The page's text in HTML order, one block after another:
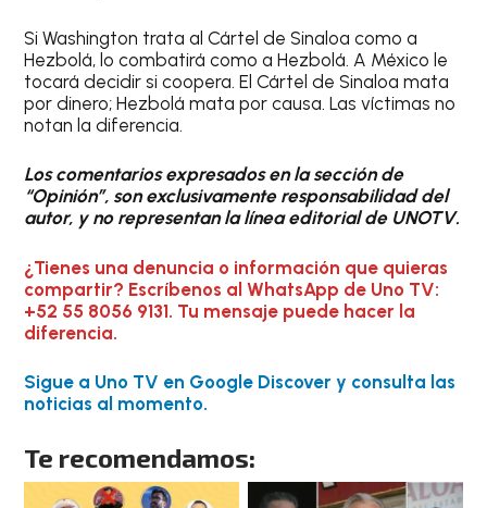
Si Washington trata al Cártel de Sinaloa como a
Hezbolá, lo combatirá como a Hezbolá. A México le
tocará decidir si coopera. El Cártel de Sinaloa mata
por dinero; Hezbolá mata por causa. Las víctimas no
notan la diferencia.
Los comentarios expresados en la sección de
“Opinión”, son exclusivamente responsabilidad del
autor, y no representan la línea editorial de UNOTV.
¿Tienes una denuncia o información que quieras
compartir? Escríbenos al WhatsApp de Uno TV:
+52 55 8056 9131. Tu mensaje puede hacer la
diferencia.
Sigue a Uno TV en Google Discover y consulta las
noticias al momento.
Te recomendamos: